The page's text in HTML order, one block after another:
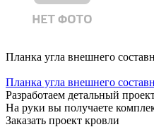
Планка угла внешнего
Планка угла внешнего
Разработаем детальный
На руки вы получаете
Заказать проект кровли